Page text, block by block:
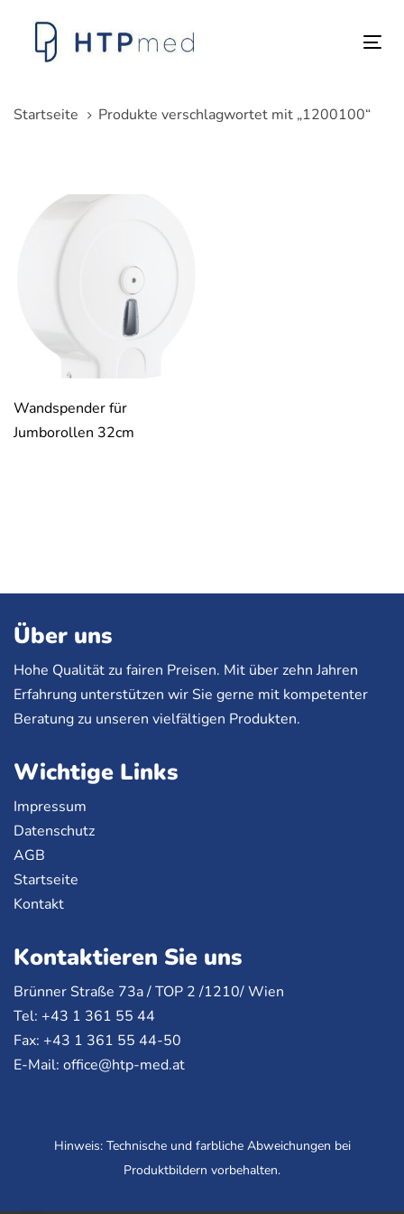
überspringen
springen
Startseite
Produkte verschlagwortet mit „1200100“
Wandspender für
Jumborollen 32cm
Über uns
Hohe Qualität zu fairen Preisen. Mit über zehn Jahren
Erfahrung unterstützen wir Sie gerne mit kompetenter
Beratung zu unseren vielfältigen Produkten.
Wichtige Links
Impressum
Datenschutz
AGB
Startseite
Kontakt
Kontaktieren Sie uns
Brünner Straße 73a /TOP 2 /1210/ Wien
Tel: +43 1 361 55 44
Fax: +43 1 361 55 44-50
E-Mail: office@htp-med.at
Hinweis: Technische und farbliche Abweichungen bei
Produktbildern vorbehalten.